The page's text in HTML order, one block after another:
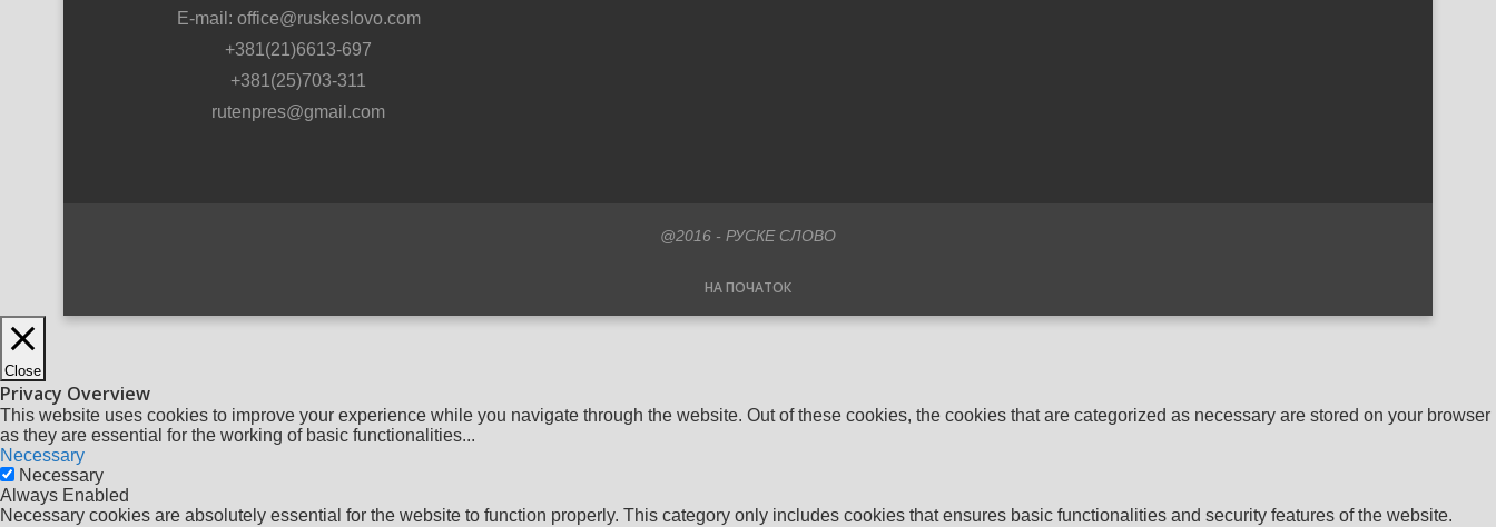
E-mail: office@ruskeslovo.com
+381(21)6613-697
+381(25)703-311
rutenpres@gmail.com
@2016 - РУСКЕ СЛОВО
НА ПОЧАТОК
Close
Privacy Overview
This website uses cookies to improve your experience while you navigate through the website. Out of these cookies, the cookies that are categorized as necessary are stored on your browser
as they are essential for the working of basic functionalities...
Necessary
Necessary
Always Enabled
Necessary cookies are absolutely essential for the website to function properly. This category only includes cookies that ensures basic functionalities and security features of the website.